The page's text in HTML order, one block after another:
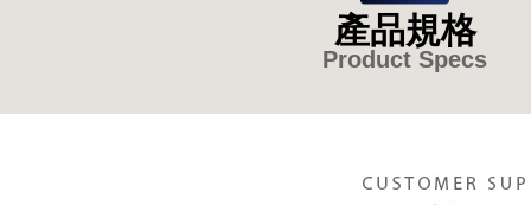
產品規格
Product Specs